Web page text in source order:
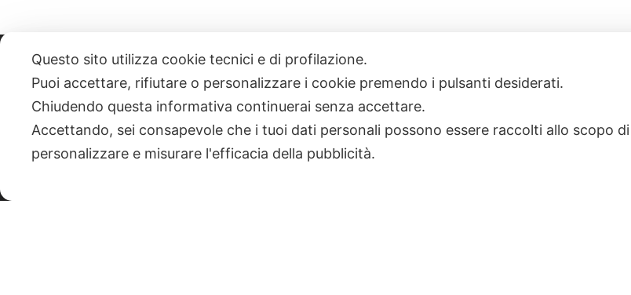
| NEWSLETTER
| PRIVACY POLICY
Questo sito utilizza cookie tecnici e di profilazione.
Puoi accettare, rifiutare o personalizzare i cookie premendo i pulsanti desiderati.
Chiudendo questa informativa continuerai senza accettare.
Accettando, sei consapevole che i tuoi dati personali possono essere raccolti allo scopo di
personalizzare e misurare l'efficacia della pubblicità.